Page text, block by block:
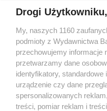
Drogi Użytkowniku,
My, naszych 1160
podmioty z Wydawnictwa
przechowujemy informacje
przetwarzamy dane
identyfikatory, standardowe
urządzenie czy dane
spersonalizowanych
treści, pomiar reklam i